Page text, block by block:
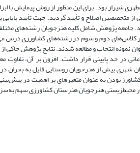
بود. برای این منظور از روش پیمایش با
متخصصین اصلاح و تأیید گردید. جهت تأیید
برای بخش‌های مختلف آن بین 61/0 تا 83/0 به دست آمد. جامعه پژوهش شامل
تحصیلی 93-92 بود. در زمان انجام پژوهش تعداد 98 هنرجو در کلاس‌های دوم و
به عنوان نمونه انتخاب و مطالعه شدند. نتایج
در حد پایینی قرار داشت. افزون بر آن،
شهری بیش از هنرجویان روستایی قایل به بحران
بودن به عنوان متغیرهای پر اهمیت در
‌محیط‌زیستی هنرجویان هنرستان کشاورزی سهم